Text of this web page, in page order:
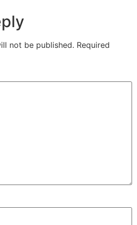
not be published. Required